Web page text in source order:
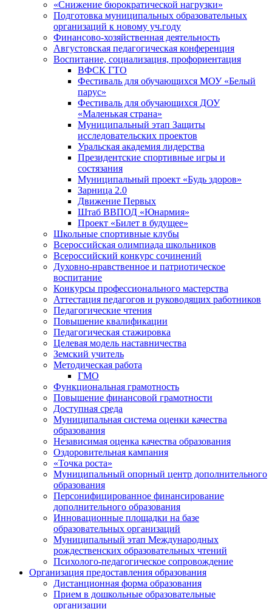
«Снижение бюрократической нагрузки»
Подготовка муниципальных образовательных
организаций к новому уч.году
Финансово-хозяйственная деятельность
Августовская педагогическая конференция
Воспитание, социализация, профориентация
ВФСК ГТО
Фестиваль для обучающихся МОУ «Белый
парус»
Фестиваль для обучающихся ДОУ
«Маленькая страна»
Муниципальный этап Защиты
исследовательских проектов
Уральская академия лидерства
Президентские спортивные игры и
состязания
Муниципальный проект «Будь здоров»
Зарница 2.0
Движение Первых
Штаб ВВПОД «Юнармия»
Проект «Билет в будущее»
Школьные спортивные клубы
Всероссийская олимпиада школьников
Всероссийский конкурс сочинений
Духовно-нравственное и патриотическое
воспитание
Конкурсы профессионального мастерства
Аттестация педагогов и руководящих работников
Педагогические чтения
Повышение квалификации
Педагогическая стажировка
Целевая модель наставничества
Земский учитель
Методическая работа
ГМО
Функциональная грамотность
Повышение финансовой грамотности
Доступная среда
Муниципальная система оценки качества
образования
Независимая оценка качества образования
Оздоровительная кампания
«Точка роста»
Муниципальный опорный центр дополнительного
образования
Персонифицированное финансирование
дополнительного образования
Инновационные площадки на базе
образовательных организаций
Муниципальный этап Международных
рождественских образовательных чтений
Психолого-педагогическое сопровождение
Организация предоставления образования
Дистанционная форма образования
Прием в дошкольные образовательные
организации